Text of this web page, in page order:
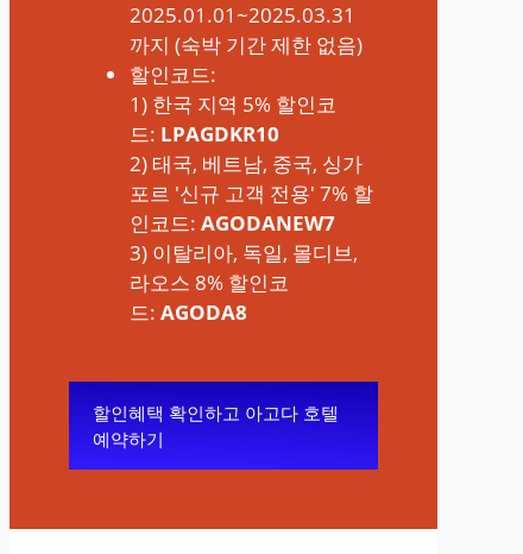
2025.01.01~2025.03.31
까지 (숙박 기간 제한 없음)
할인코드:
1) 한국 지역 5% 할인코
드: LPAGDKR10
2) 태국, 베트남, 중국, 싱가
포르 '신규 고객 전용' 7% 할
인코드: AGODANEW7
3) 이탈리아, 독일, 몰디브,
라오스 8% 할인코
드: AGODA8
할인혜택 확인하고 아고다 호텔
예약하기